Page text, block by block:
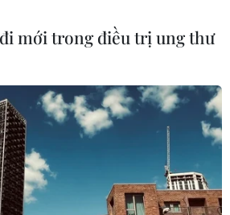
mới trong điều trị ung thư